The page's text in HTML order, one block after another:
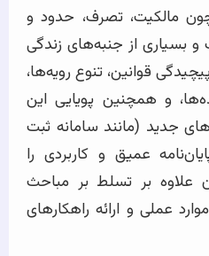
مالکیت، تصرف، حدود و
و بسیاری از جنبه‌های زندگی
قوانین، تنوع رویه‌ها،
و همچنین پویایی این
جدید (مانند سامانه ثبت
عمیق و کاربردی را
علاوه بر تسلط بر مباحث
عملی و ارائه راهکارهای